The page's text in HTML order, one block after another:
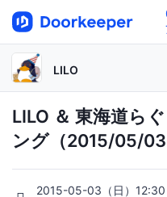
LILO
LILO ＆ 東海道ら
ング（2015/05/03
2015-05-03（日）